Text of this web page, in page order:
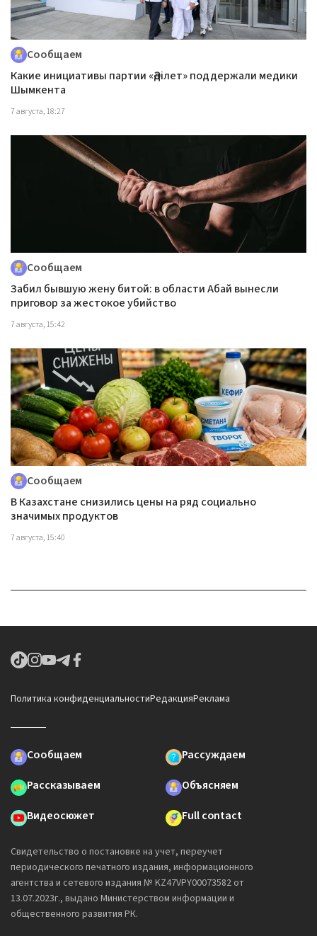
Сообщаем
Какие инициативы партии «Әділет» поддержали медики
Шымкента
7 августа, 18:27
Сообщаем
Забил бывшую жену битой: в области Абай вынесли
приговор за жестокое убийство
7 августа, 15:42
Сообщаем
В Казахстане снизились цены на ряд социально
значимых продуктов
7 августа, 15:40
Политика конфиденциальностиРедакцияРеклама
Сообщаем
Рассуждаем
Рассказываем
Объясняем
Видеосюжет
Full contact
Свидетельство о постановке на учет, переучет
периодического печатного издания, информационного
агентства и сетевого издания № KZ47VPY00073582 от
13.07.2023г., выдано Министерством информации и
общественного развития РК.